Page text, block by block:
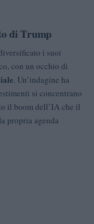
di Trump
i suoi
con un occhio di
. Un’indagine ha
si concentrano
il boom dell’IA che il
propria agenda